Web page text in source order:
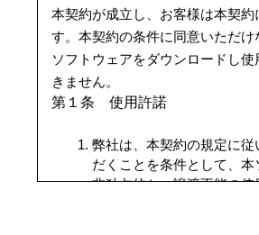
本契約が成立し、お客様は本契約
す。本契約の条件に同意いただ
ソフトウェアをダウンロードし
きません。
第１条 使用許諾
弊社は、本契約の規定に従
だくことを条件として、
非独占的かつ譲渡不能の